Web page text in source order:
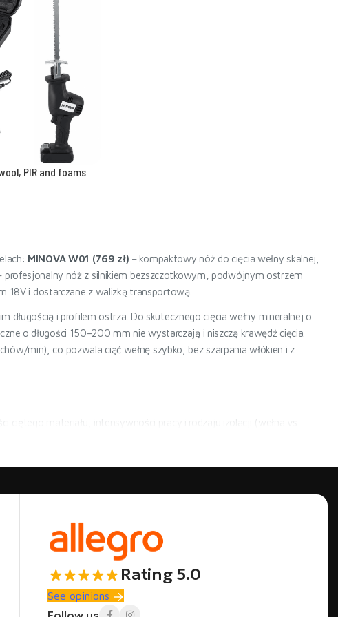
PIR and foams
MINOVA W01 (769 zł) – kompaktowy nóż do cięcia wełny skalnej,
profesjonalny nóż z silnikiem bezszczotkowym, podwójnym ostrzem
18V i dostarczane z walizką transportową.
długością i profilem ostrza. Do skutecznego cięcia wełny mineralnej o
o długości 150–200 mm nie wystarczają i niszczą krawędź cięcia.
min), co pozwala ciąć wełnę szybko, bez szarpania włókien i z
materiału, intensywności pracy i rodzaju izolacji (wełna vs
niestandardowymi kątami.
się przez oszczędność czasu: cięcie płyty 100×60 cm zajmuje kilka
pracować przez cały dzień bez zmęczenia. Nóż ręczny nadal ma sens
strukturę włókien bez ich wyrywania. Płyty PIR i pianki PUR lepiej tnie
Rating 5.0
See opinions